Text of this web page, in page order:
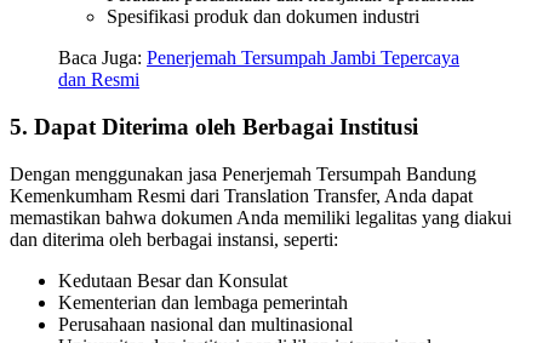
Spesifikasi produk dan dokumen industri
Baca Juga: Penerjemah Tersumpah Jambi Tepercaya
dan Resmi
5. Dapat Diterima oleh Berbagai Institusi
Dengan menggunakan jasa Penerjemah Tersumpah Bandung
Kemenkumham Resmi dari Translation Transfer, Anda dapat
memastikan bahwa dokumen Anda memiliki legalitas yang diakui
dan diterima oleh berbagai instansi, seperti:
Kedutaan Besar dan Konsulat
Kementerian dan lembaga pemerintah
Perusahaan nasional dan multinasional